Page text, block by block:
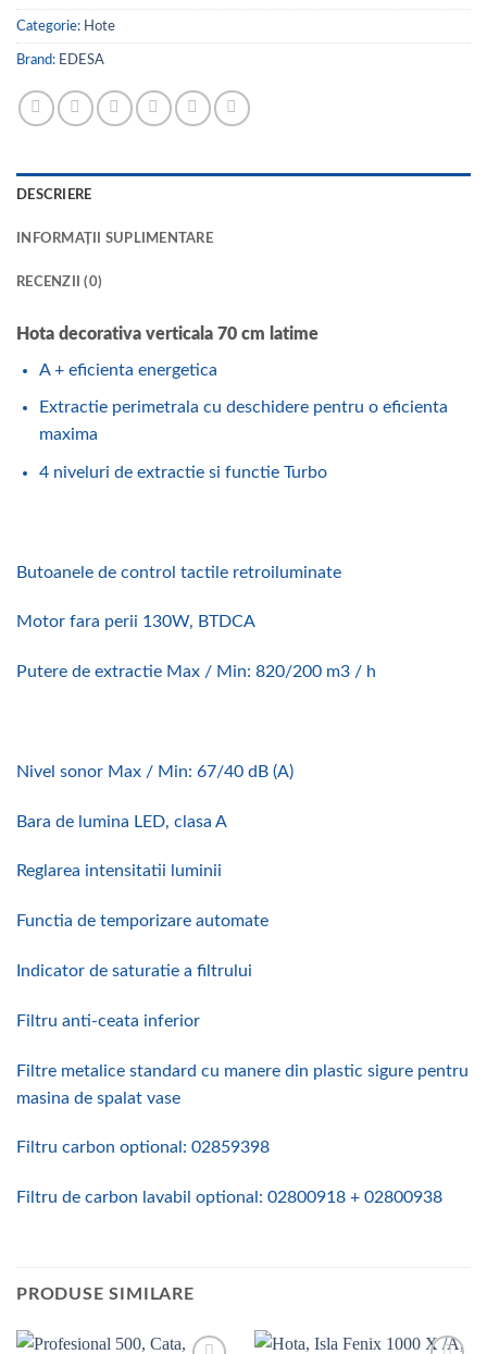
Categorie: Hote
Brand: EDESA
DESCRIERE
INFORMAȚII SUPLIMENTARE
RECENZII (0)
Hota decorativa verticala 70 cm latime
A + eficienta energetica
Extractie perimetrala cu deschidere pentru o eficienta
maxima
4 niveluri de extractie si functie Turbo
Butoanele de control tactile retroiluminate
Motor fara perii 130W, BTDCA
Putere de extractie Max / Min: 820/200 m3 / h
Nivel sonor Max / Min: 67/40 dB (A)
Bara de lumina LED, clasa A
Reglarea intensitatii luminii
Functia de temporizare automate
Indicator de saturatie a filtrului
Filtru anti-ceata inferior
Filtre metalice standard cu manere din plastic sigure pentru
masina de spalat vase
Filtru carbon optional: 02859398
Filtru de carbon lavabil optional: 02800918 + 02800938
PRODUSE SIMILARE